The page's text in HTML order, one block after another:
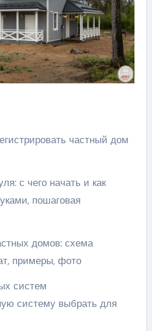
частный дом
с чего начать и как
пошаговая
домов: схема
примеры, фото
систем
систему выбрать для